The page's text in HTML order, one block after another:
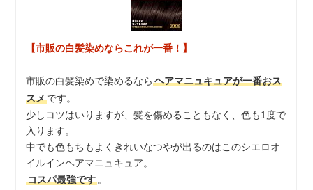
【市販の白髪染めならこれが一番！】
市販の白髪染めで染めるならヘアマニュキュアが一番おス
スメです。
少しコツはいりますが、髪を傷めることもなく、色も1度で
入ります。
中でも色もちもよくきれいなつやが出るのはこのシエロオ
イルインヘアマニュキュア。
コスパ最強です。